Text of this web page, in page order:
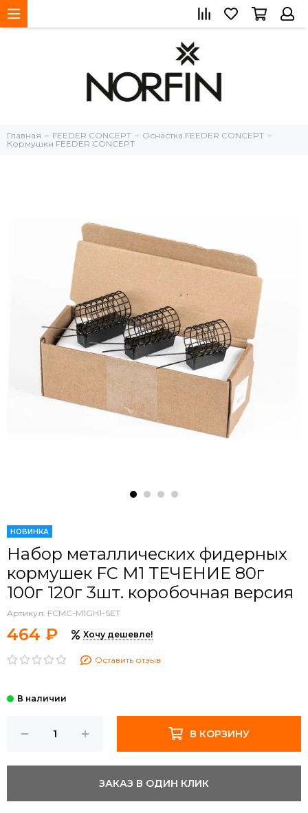
Главная FEEDER CONCEPT
Оснастка FEEDER CONCEPT
Кормушки FEEDER CONCEPT
НОВИНКА
Набор металлических фидерных
кормушек FC M1 ТЕЧЕНИЕ 80г
100г 120г 3шт. коробочная версия
Артикул: FCMC-M1GH1-SET
464 ₽ Хочу дешевле!
Оставить отзыв
В КОРЗИНУ
ЗАКАЗ В ОДИН КЛИК